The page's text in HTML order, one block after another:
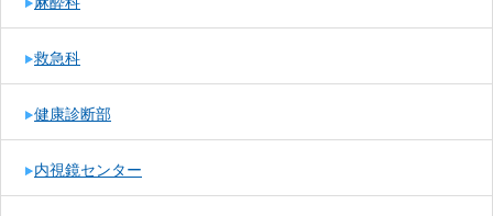
救急科
健康診断部
内視鏡センター